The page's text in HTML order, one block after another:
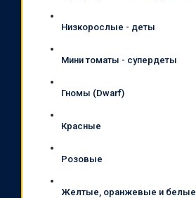
Низкорослые - деты
Мини томаты - супердеты
Гномы (Dwarf)
Красные
Розовые
Желтые, оранжевые и белые